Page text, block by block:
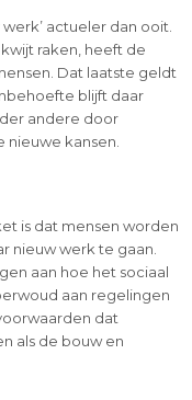
actueler dan ooit.
raken, heeft de
Dat laatste geldt
blijft daar
andere door
kansen.
is dat mensen worden
nieuw werk te gaan.
aan hoe het sociaal
aan regelingen
dat
als de bouw en